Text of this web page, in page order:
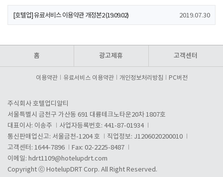
[호텔업] 유료서비스 이용약관 개정본2 (19.09.02) 2019.07.30
홈 광고제휴 고객센터
이용약관 유료서비스 이용약관 개인정보처리방침 PC버전
주식회사 호텔업디알티
서울특별시 금천구 가산동 691 대륭테크노타운20차 1807호
대표이사: 이송주
사업자등록번호: 441-87-01934
통신판매업신고: 서울금천-1204 호
직업정보: J1206020200010
고객센터: 1644-7896
Fax: 02-2225-8487
이메일: hdrt1109@hotelupdrt.com
Copyright ⓒ HotelupDRT Corp. All Right Reserved.